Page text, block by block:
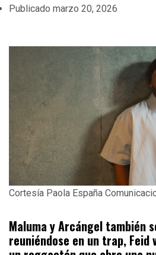
Publicado marzo 20, 2026
Cortesía Paola España
Maluma y Arcángel también
reuniéndose en un trap, Feid